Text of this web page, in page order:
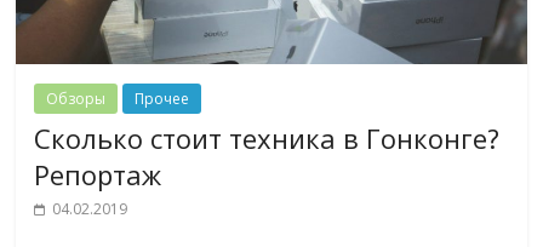
Обзоры Прочее
Сколько стоит техника в Гонконге?
Репортаж
04.02.2019